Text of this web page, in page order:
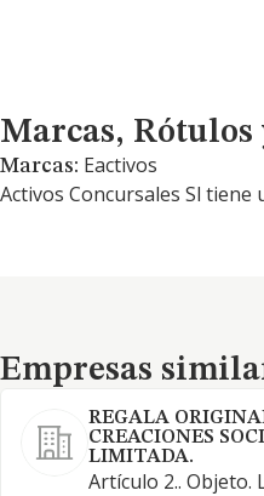
Marcas, Rótulos y
Marcas,
Marcas: Eactivos
Activos Concursales Sl tiene
Empresas similares
Empresas
REGALA
CREACIONES
LIMITADA.
Artículo 2.. Objeto.